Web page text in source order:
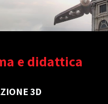
e didattica
3D